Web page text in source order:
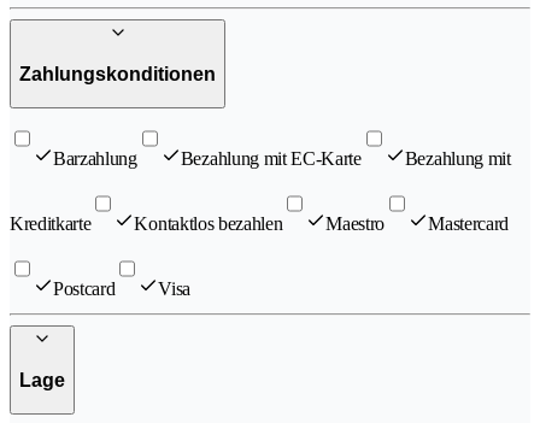
Zahlungskonditionen
Barzahlung Bezahlung mit EC-Karte Bezahlung mit
Kreditkarte Kontaktlos bezahlen Maestro Mastercard
Postcard Visa
Lage